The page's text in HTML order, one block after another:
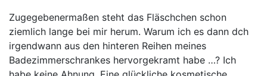
Zugegebenermaßen steht das Fläschchen schon
ziemlich lange bei mir herum. Warum ich es dann dch
irgendwann aus den hinteren Reihen meines
Badezimmerschrankes hervorgekramt habe …? Ich